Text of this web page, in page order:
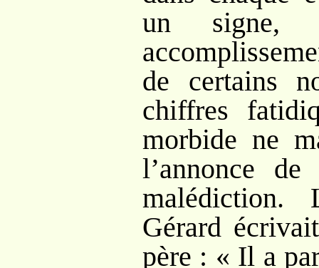
un signe,
de certains
chiffres
morbide ne
l’annonce
Gérard
père : « Il a